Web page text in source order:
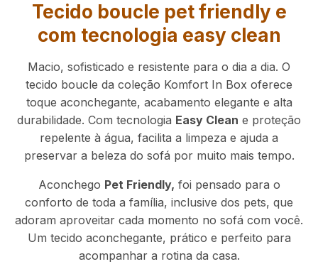
Tecido boucle pet friendly e
com tecnologia easy clean
Macio, sofisticado e resistente para o dia a dia. O
tecido boucle da coleção Komfort In Box oferece
toque aconchegante, acabamento elegante e alta
durabilidade. Com tecnologia Easy Clean e proteção
repelente à água, facilita a limpeza e ajuda a
preservar a beleza do sofá por muito mais tempo.
Aconchego Pet Friendly, foi pensado para o
conforto de toda a família, inclusive dos pets, que
adoram aproveitar cada momento no sofá com você.
Um tecido aconchegante, prático e perfeito para
acompanhar a rotina da casa.